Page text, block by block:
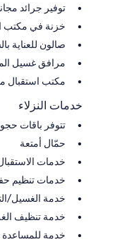
توفير جرائد
خزنة في مكتب
صالون للعناية
مرافق غسيل
مكتب استقبال مفتوح
خدمات النزلاء
تتوفر باقات
حمّال أمتعة
خدمات
خدمات تنظيم
خدمة الغسيل/
خدمة تنظيف
خدمة للمساعدة